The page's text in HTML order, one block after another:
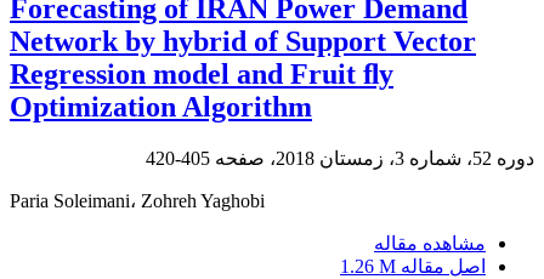
Forecasting of IRAN Power Demand
Network by hybrid of Support Vector
Regression model and Fruit ﬂy
Optimization Algorithm
دوره 52، شماره 3، زمستان 2018، صفحه 405-420
Paria Soleimani، Zohreh Yaghobi
مشاهده مقاله
اصل مقاله 1.26 M